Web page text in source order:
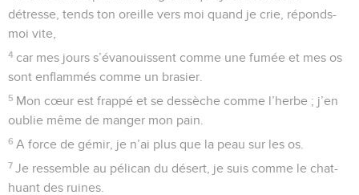
détresse, tends ton oreille vers moi quand je crie, réponds-
moi vite,
4 car mes jours s’évanouissent comme une fumée et mes os
sont enflammés comme un brasier.
5 Mon cœur est frappé et se dessèche comme l’herbe ; j’en
oublie même de manger mon pain.
6 A force de gémir, je n’ai plus que la peau sur les os.
7 Je ressemble au pélican du désert, je suis comme le chat-
huant des ruines.